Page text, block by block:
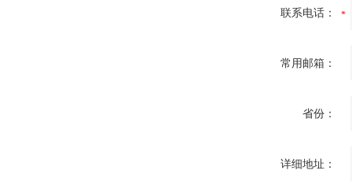
联系电话：
常用邮箱：
省份：
详细地址：